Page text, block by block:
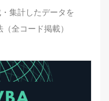
集計したデータを
全コード掲載）